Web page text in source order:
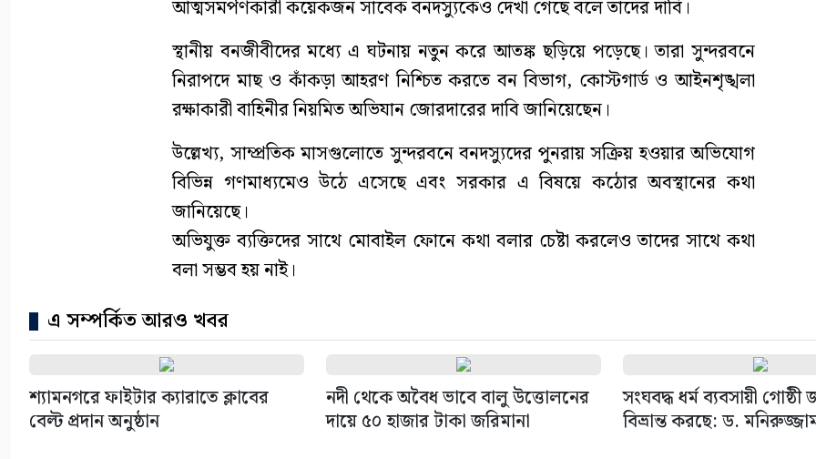
আত্মসমর্পণকারী কয়েকজন সাবেক বনদস্যুকেও দেখা গেছে বলে তাদের দাবি।
স্থানীয় বনজীবীদের মধ্যে এ ঘটনায় নতুন করে আতঙ্ক ছড়িয়ে পড়েছে। তারা সুন্দরবনে
নিরাপদে মাছ ও কাঁকড়া আহরণ নিশ্চিত করতে বন বিভাগ, কোস্টগার্ড ও আইনশৃঙ্খলা
রক্ষাকারী বাহিনীর নিয়মিত অভিযান জোরদারের দাবি জানিয়েছেন।
উল্লেখ্য, সাম্প্রতিক মাসগুলোতে সুন্দরবনে বনদস্যুদের পুনরায় সক্রিয় হওয়ার অভিযোগ
বিভিন্ন গণমাধ্যমেও উঠে এসেছে এবং সরকার এ বিষয়ে কঠোর অবস্থানের কথা
জানিয়েছে।
অভিযুক্ত ব্যক্তিদের সাথে মোবাইল ফোনে কথা বলার চেষ্টা করলেও তাদের সাথে কথা
বলা সম্ভব হয় নাই।
এ সম্পর্কিত আরও খবর
শ্যামনগরে ফাইটার ক্যারাতে ক্লাবের
বেল্ট প্রদান অনুষ্ঠান
নদী থেকে অবৈধ ভাবে বালু উত্তোলনের
দায়ে ৫০ হাজার টাকা জরিমানা
সংঘবদ্ধ ধর্ম ব্যবসায়ী গোষ্ঠী
বিভ্রান্ত করছে: ড.